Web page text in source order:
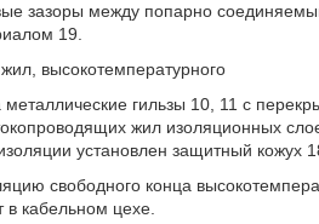
зазоры между попарно
19.
высокотемпературного
гильзы 10, 11 с
жил изоляционных
установлен защитный кожух
свободного конца
в кабельном цехе.